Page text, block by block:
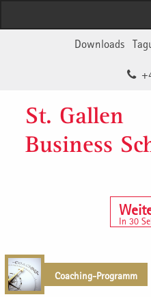
Downloads
St. Gallen
Business
In 30
Coaching-Programm